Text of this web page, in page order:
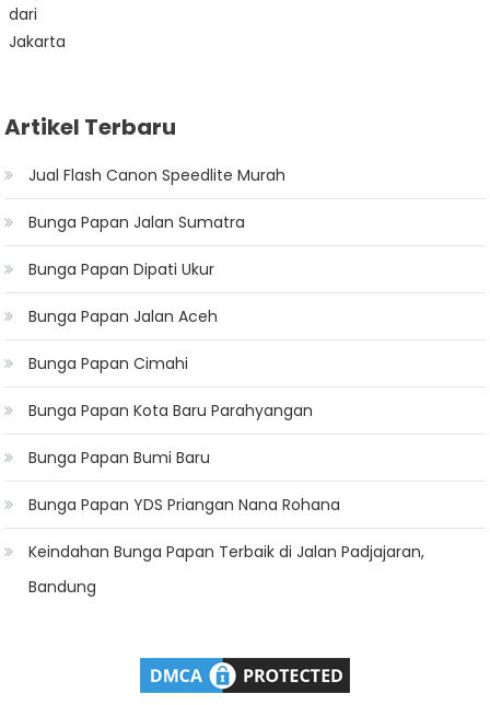
Artikel Terbaru
Jual Flash Canon Speedlite Murah
Bunga Papan Jalan Sumatra
Bunga Papan Dipati Ukur
Bunga Papan Jalan Aceh
Bunga Papan Cimahi
Bunga Papan Kota Baru Parahyangan
Bunga Papan Bumi Baru
Bunga Papan YDS Priangan Nana Rohana
Keindahan Bunga Papan Terbaik di Jalan Padjajaran,
Bandung